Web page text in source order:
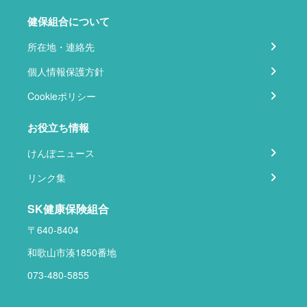
健保組合について
所在地・連絡先
個人情報保護方針
Cookieポリシー
お役立ち情報
けんぽニュース
リンク集
SK健康保険組合
〒640-8404
和歌山市湊1850番地
073-480-5855